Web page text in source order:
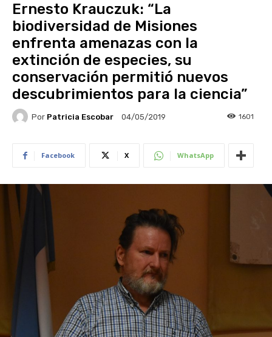
Ernesto Krauczuk: “La
biodiversidad de Misiones
enfrenta amenazas con la
extinción de especies, su
conservación permitió nuevos
descubrimientos para la ciencia”
Por Patricia Escobar 04/05/2019 1601
Facebook X WhatsApp